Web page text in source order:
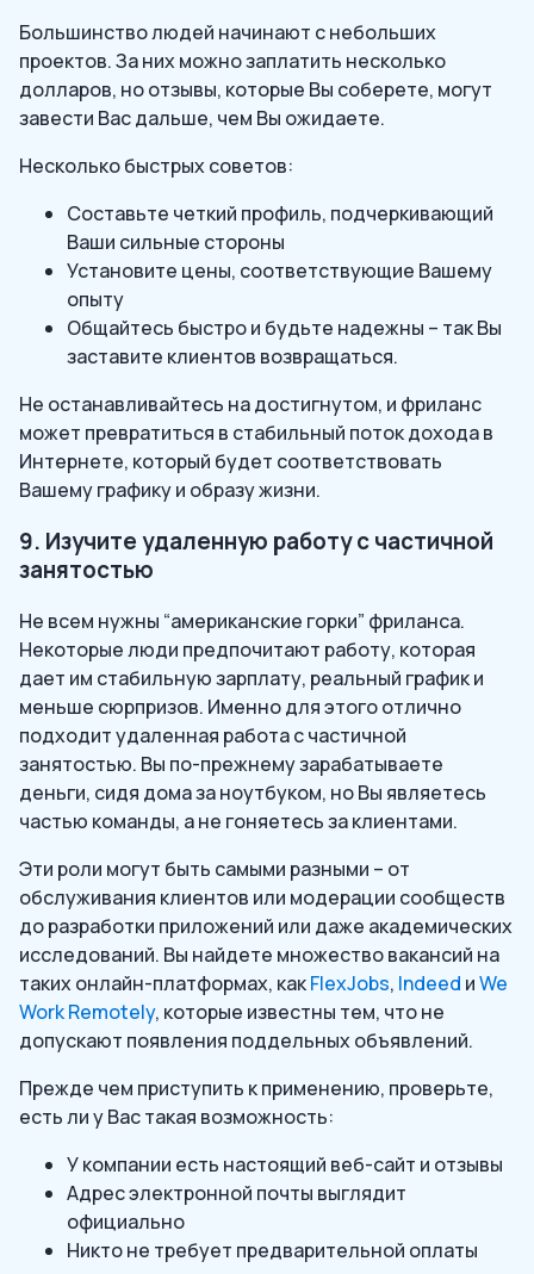
Большинство людей начинают с небольших
проектов. За них можно заплатить несколько
долларов, но отзывы, которые Вы соберете, могут
завести Вас дальше, чем Вы ожидаете.
Несколько быстрых советов:
Составьте четкий профиль, подчеркивающий
Ваши сильные стороны
Установите цены, соответствующие Вашему
опыту
Общайтесь быстро и будьте надежны – так Вы
заставите клиентов возвращаться.
Не останавливайтесь на достигнутом, и фриланс
может превратиться в стабильный поток дохода в
Интернете, который будет соответствовать
Вашему графику и образу жизни.
9. Изучите удаленную работу с частичной
занятостью
Не всем нужны “американские горки” фриланса.
Некоторые люди предпочитают работу, которая
дает им стабильную зарплату, реальный график и
меньше сюрпризов. Именно для этого отлично
подходит удаленная работа с частичной
занятостью. Вы по-прежнему зарабатываете
деньги, сидя дома за ноутбуком, но Вы являетесь
частью команды, а не гоняетесь за клиентами.
Эти роли могут быть самыми разными – от
обслуживания клиентов или модерации сообществ
до разработки приложений или даже академических
исследований. Вы найдете множество вакансий на
таких онлайн-платформах, какFlexJobs, Indeed иWe
Work Remotely, которые известны тем, что не
допускают появления поддельных объявлений.
Прежде чем приступить к применению, проверьте,
есть ли у Вас такая возможность:
У компании есть настоящий веб-сайт и отзывы
Адрес электронной почты выглядит
официально
Никто не требует предварительной оплаты